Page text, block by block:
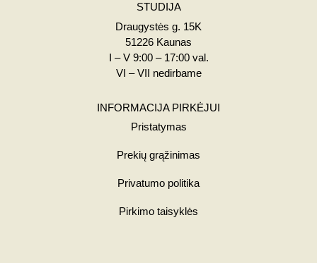
STUDIJA
Draugystės g. 15K
51226 Kaunas
I – V 9:00 – 17:00 val.
VI – VII nedirbame
INFORMACIJA PIRKĖJUI
Pristatymas
Prekių grąžinimas
Privatumo politika
Pirkimo taisyklės